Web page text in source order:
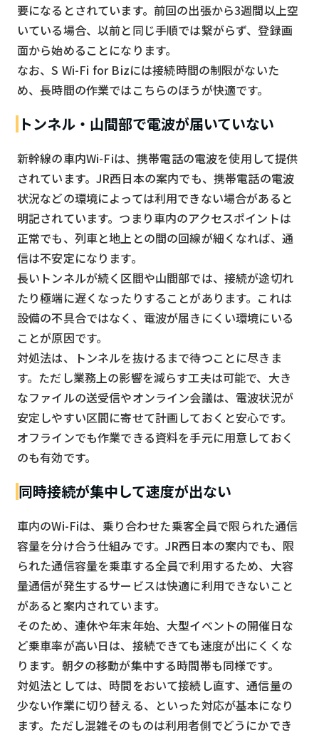
要になるとされています。前回の出張から3週間以上空
いている場合、以前と同じ手順では繋がらず、登録画
面から始めることになります。
なお、S Wi-Fi for Bizには接続時間の制限がないた
め、長時間の作業ではこちらのほうが快適です。
トンネル・山間部で電波が届いていない
新幹線の車内Wi-Fiは、携帯電話の電波を使用して提供
されています。JR西日本の案内でも、携帯電話の電波
状況などの環境によっては利用できない場合があると
明記されています。つまり車内のアクセスポイントは
正常でも、列車と地上との間の回線が細くなれば、通
信は不安定になります。
長いトンネルが続く区間や山間部では、接続が途切れ
たり極端に遅くなったりすることがあります。これは
設備の不具合ではなく、電波が届きにくい環境にいる
ことが原因です。
対処法は、トンネルを抜けるまで待つことに尽きま
す。ただし業務上の影響を減らす工夫は可能で、大き
なファイルの送受信やオンライン会議は、電波状況が
安定しやすい区間に寄せて計画しておくと安心です。
オフラインでも作業できる資料を手元に用意しておく
のも有効です。
同時接続が集中して速度が出ない
車内のWi-Fiは、乗り合わせた乗客全員で限られた通信
容量を分け合う仕組みです。JR西日本の案内でも、限
られた通信容量を乗車する全員で利用するため、大容
量通信が発生するサービスは快適に利用できないこと
があると案内されています。
そのため、連休や年末年始、大型イベントの開催日な
ど乗車率が高い日は、接続できても速度が出にくくな
ります。朝夕の移動が集中する時間帯も同様です。
対処法としては、時間をおいて接続し直す、通信量の
少ない作業に切り替える、といった対応が基本になり
ます。ただし混雑そのものは利用者側でどうにかでき